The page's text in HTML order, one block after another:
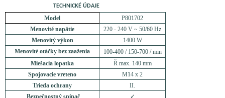
TECHNICKÉ ÚDAJE
Model
P801702
Menovité napätie
220 - 240 V ~ 50/60 Hz
Menovitý výkon
1400 W
Menovité otáčky bez zaaženia
100-400 / 150-700 / min
Miešacia lopatka
Ř max. 140 mm
Spojovacie vreteno
M14 x 2
Trieda ochrany
II.
Bezpečnostný spínač
✓